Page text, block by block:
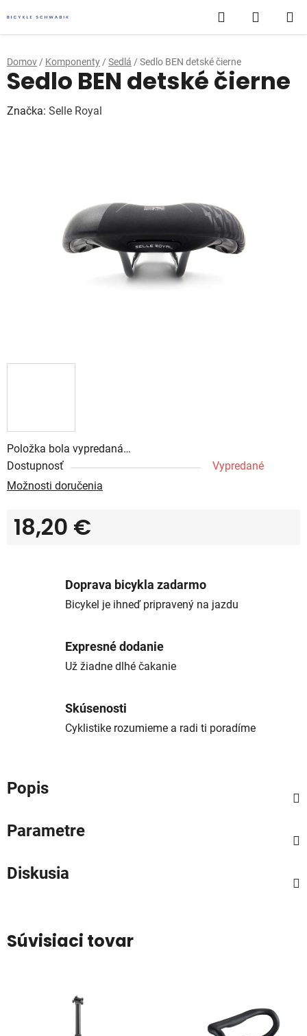
na
obsah
Hľadať
KOŠÍK
Domov / Komponenty / Sedlá / Sedlo BEN detské čierne
Položka bola vypredaná…
Dostupnosť
Vypredané
Možnosti doručenia
18,20 €
Sedlo BEN detské čierne
Značka: Selle Royal
Doprava bicykla zadarmo
Bicykel je ihneď pripravený na jazdu
Expresné dodanie
Už žiadne dlhé čakanie
Skúsenosti
Cyklistike rozumieme a radi ti poradíme
Popis
Parametre
Diskusia
Súvisiaci tovar